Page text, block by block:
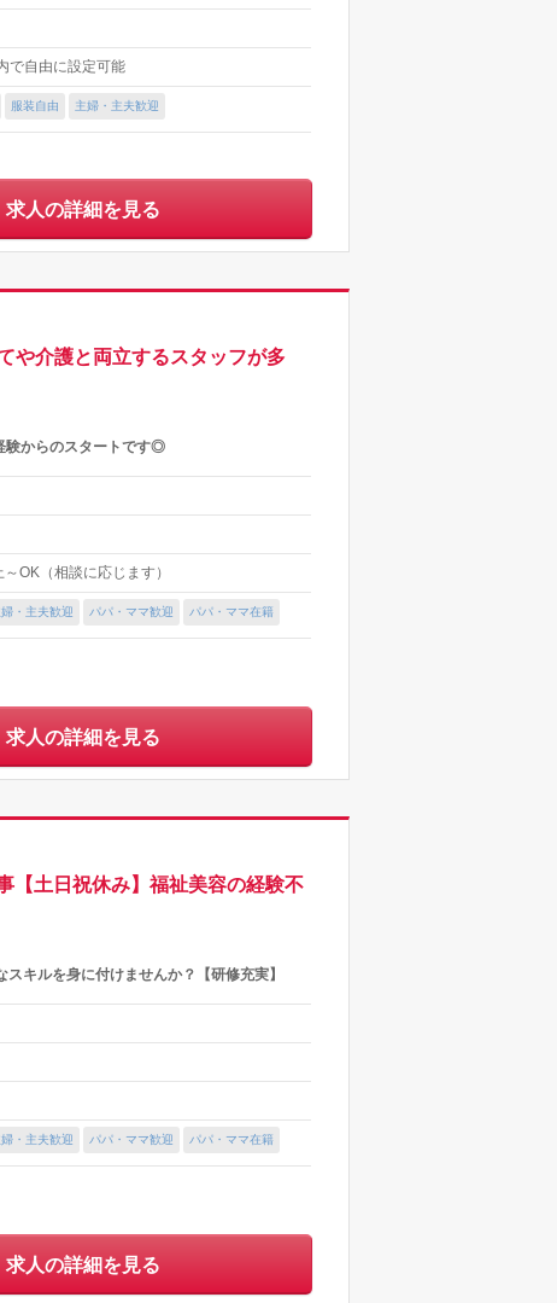
で自由に設定可能
服装自由 主婦・主夫歓迎
求人の詳細を見る
や介護と両立するスタッフが多
験からのスタートです◎
OK（相談に応じます）
婦・主夫歓迎 パパ・ママ歓迎 パパ・ママ在籍
求人の詳細を見る
【土日祝休み】福祉美容の経験不
キルを身に付けませんか？【研修充実】
婦・主夫歓迎 パパ・ママ歓迎 パパ・ママ在籍
求人の詳細を見る